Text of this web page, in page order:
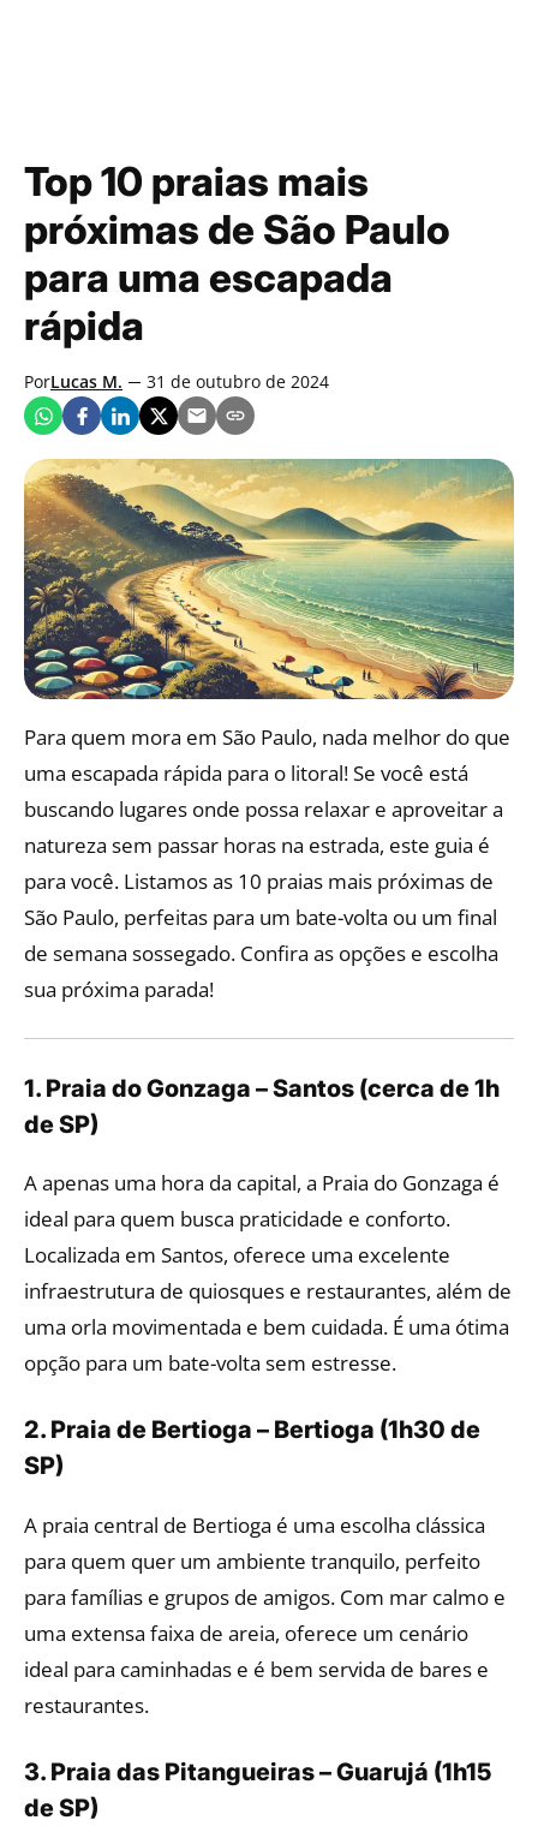
Top 10 praias mais
próximas de São Paulo
para uma escapada
rápida
PorLucas M. 31 de outubro de 2024
Para quem mora em São Paulo, nada melhor do que
uma escapada rápida para o litoral! Se você está
buscando lugares onde possa relaxar e aproveitar a
natureza sem passar horas na estrada, este guia é
para você. Listamos as 10 praias mais próximas de
São Paulo, perfeitas para um bate-volta ou um final
de semana sossegado. Confira as opções e escolha
sua próxima parada!
1. Praia do Gonzaga – Santos (cerca de 1h
de SP)
A apenas uma hora da capital, a Praia do Gonzaga é
ideal para quem busca praticidade e conforto.
Localizada em Santos, oferece uma excelente
infraestrutura de quiosques e restaurantes, além de
uma orla movimentada e bem cuidada. É uma ótima
opção para um bate-volta sem estresse.
2. Praia de Bertioga – Bertioga (1h30 de
SP)
A praia central de Bertioga é uma escolha clássica
para quem quer um ambiente tranquilo, perfeito
para famílias e grupos de amigos. Com mar calmo e
uma extensa faixa de areia, oferece um cenário
ideal para caminhadas e é bem servida de bares e
restaurantes.
3. Praia das Pitangueiras – Guarujá (1h15
de SP)